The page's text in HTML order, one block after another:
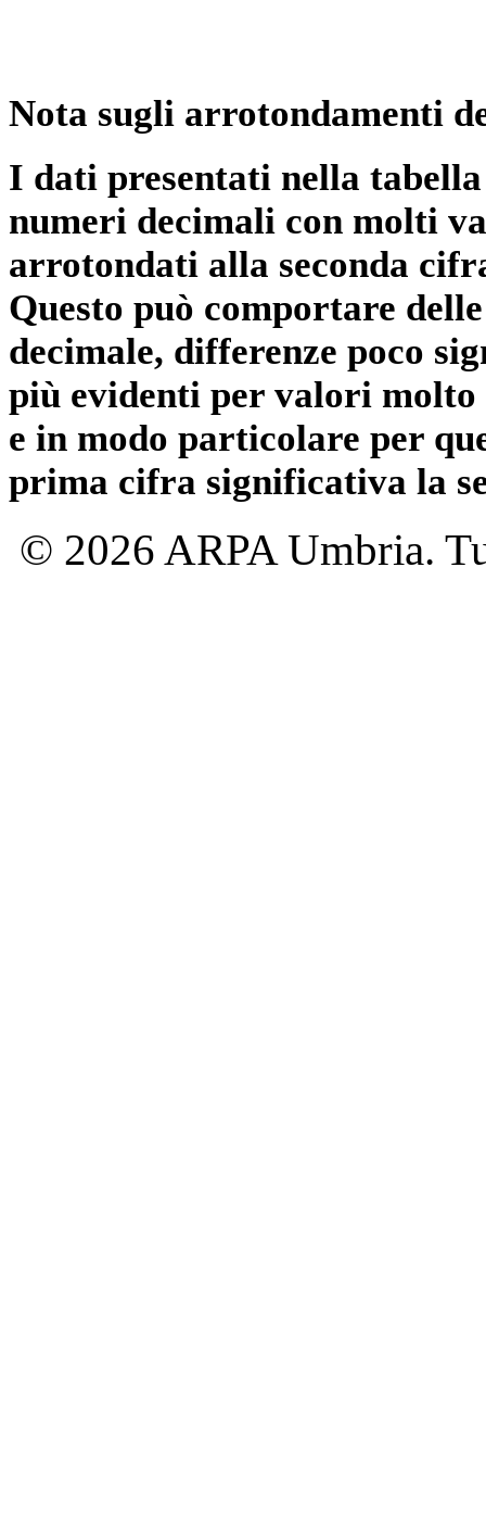
Nota sugli arrotondamenti
I dati presentati nella
numeri decimali con molti
arrotondati alla seconda
Questo può comportare
decimale, differenze poco
più evidenti per valori
e in modo particolare per
prima cifra significativa la
© 2026 ARPA Umbria.